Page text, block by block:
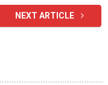
NEXT ARTICLE